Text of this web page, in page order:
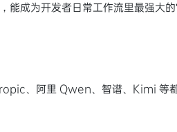
，能成为开发者日常工作流里最强大的
、阿里 Qwen、智谱、Kimi 等都